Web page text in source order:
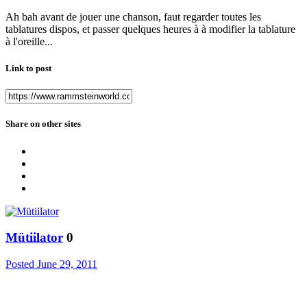
Ah bah avant de jouer une chanson, faut regarder toutes les
tablatures dispos, et passer quelques heures à à modifier la tablature
à l'oreille...
Link to post
Share on other sites
Mütiilator 0
Posted June 29, 2011